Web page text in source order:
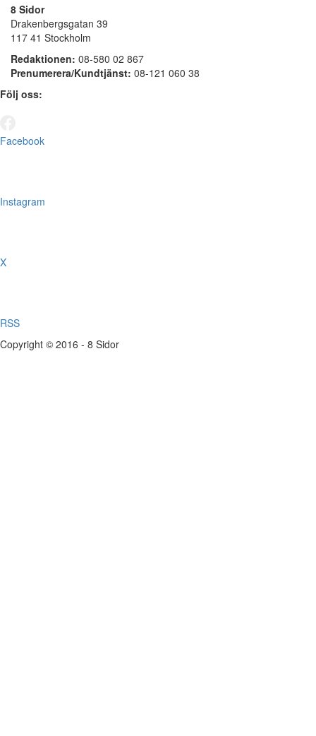
8 Sidor
Drakenbergsgatan 39
117 41 Stockholm
Redaktionen: 08-580 02 867
Prenumerera/Kundtjänst: 08-121 060 38
Följ oss:
Facebook
Instagram
X
RSS
Copyright © 2016 - 8 Sidor